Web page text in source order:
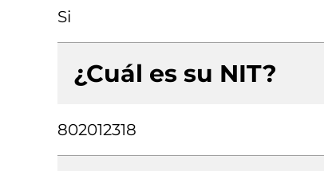
Si
¿Cuál es su NIT?
802012318